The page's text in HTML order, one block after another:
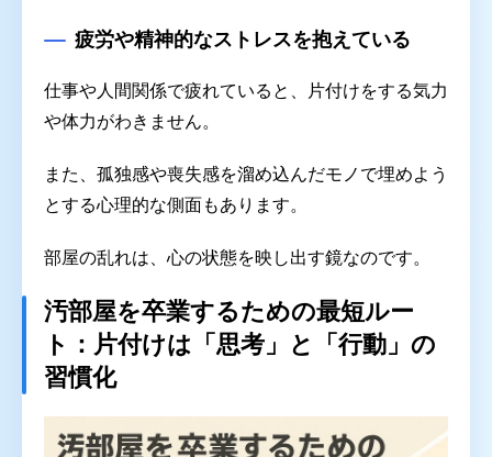
疲労や精神的なストレスを抱えている
仕事や人間関係で疲れていると、片付けをする気力
や体力がわきません。
また、孤独感や喪失感を溜め込んだモノで埋めよう
とする心理的な側面もあります。
部屋の乱れは、心の状態を映し出す鏡なのです。
汚部屋を卒業するための最短ルー
ト：片付けは「思考」と「行動」の
習慣化